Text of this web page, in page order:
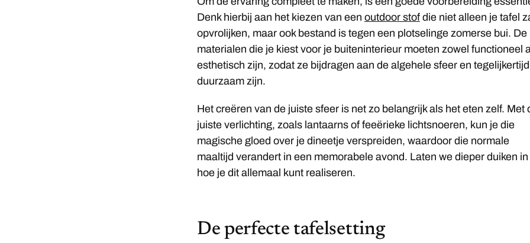
Denk hierbij aan het kiezen van een outdoor stofdie niet alleen je tafel
opvrolijken, maar ook bestand is tegen een plotselinge zomerse bui. De
materialen die je kiest voor je buiteninterieur moeten zowel functioneel
esthetisch zijn, zodat ze bijdragen aan de algehele sfeer en tegelijkertijd
duurzaam zijn.
Het creëren van de juiste sfeer is net zo belangrijk als het eten zelf. Met
juiste verlichting, zoals lantaarns of feeërieke lichtsnoeren, kun je die
magische gloed over je dineetje verspreiden, waardoor die normale
maaltijd verandert in een memorabele avond. Laten we dieper duiken in
hoe je dit allemaal kunt realiseren.
De perfecte tafelsetting